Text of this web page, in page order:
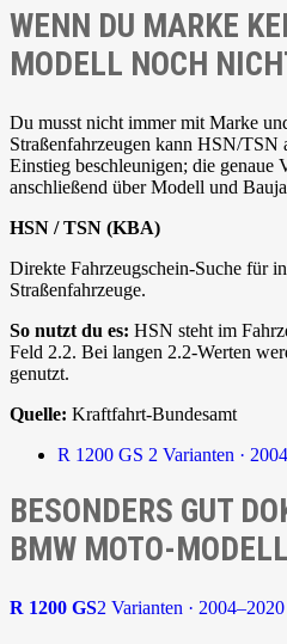
WENN DU MARKE
MODELL NOCH
Du musst nicht immer mit Marke
Straßenfahrzeugen kann HSN/TSN
Einstieg beschleunigen; die genaue
anschließend über Modell und
HSN / TSN (KBA)
Direkte Fahrzeugschein-Suche für
Straßenfahrzeuge.
So nutzt du es: HSN steht im
Feld 2.2. Bei langen 2.2-Werten
genutzt.
Quelle: Kraftfahrt-Bundesamt
R 1200 GS 2 Varianten ·
BESONDERS GUT
BMW MOTO-
R 1200 GS2 Varianten · 2004–2020